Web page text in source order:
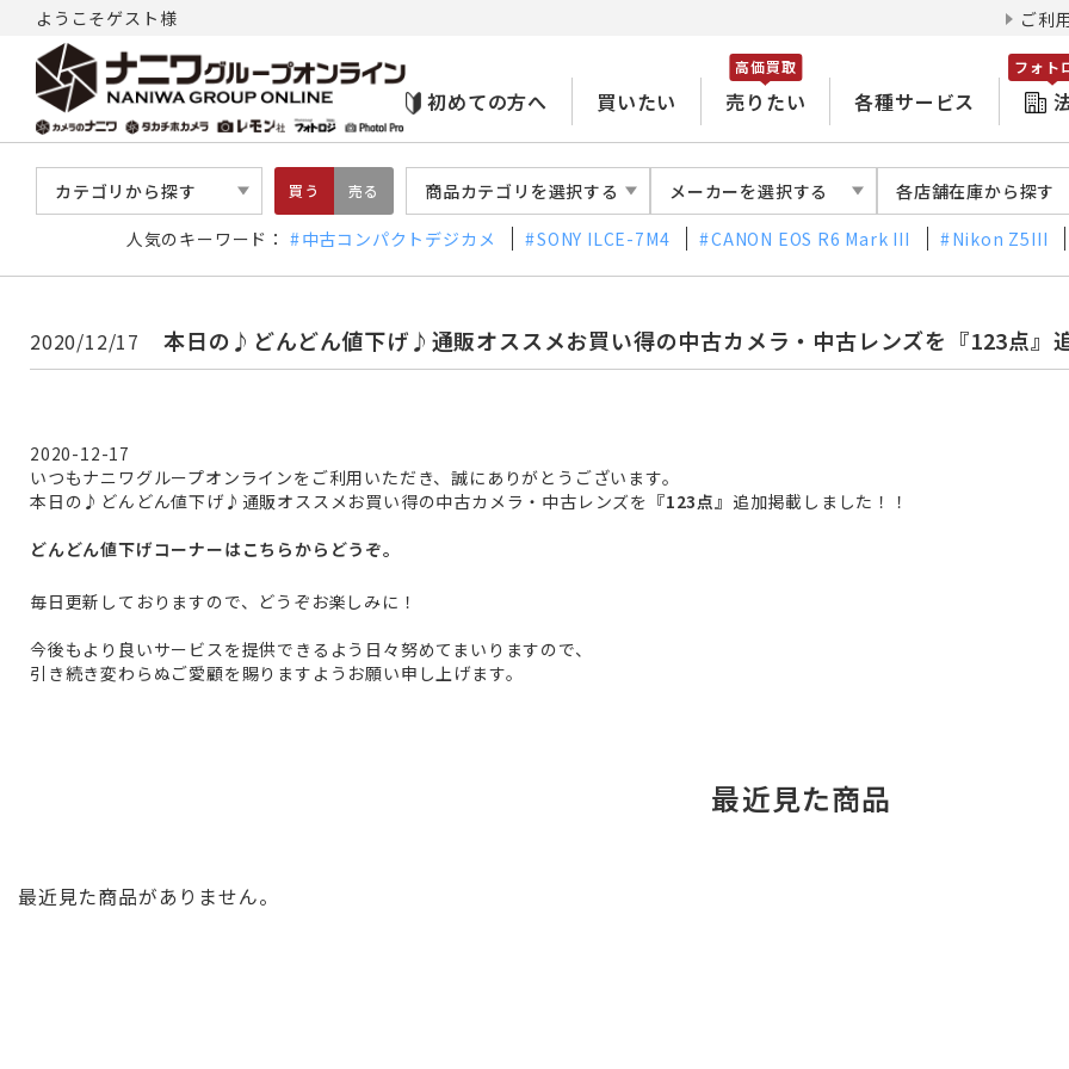
ようこそゲスト様 ご利
初めての方へ 買いたい 売りたい
高価買取
各種サービス
フォト
カテゴリから探す 買う 売る 商品カテゴリを選択する メーカーを選択する 各店舗在庫から探す
人気のキーワード： 中古コンパクトデジカメ SONY ILCE-7M4 CANON EOS R6 Mark III Nikon Z5III
2020/12/17 本日の♪どんどん値下げ♪通販オススメお買い得の中古カメラ・中古レンズを『123点』
2020-12-17
いつもナニワグループオンラインをご利用いただき、誠にありがとうございます。
本日の♪どんどん値下げ♪通販オススメお買い得の中古カメラ・中古レンズを 『123点』 追加掲載 しました！！
どんどん値下げコーナーはこちらからどうぞ。
毎日更新しておりますので、どうぞお楽しみに！
今後もより良いサービスを提供できるよう日々努めてまいりますので、
引き続き変わらぬご愛顧を賜りますようお願い申し上げます。
最近見た商品
最近見た商品がありません。